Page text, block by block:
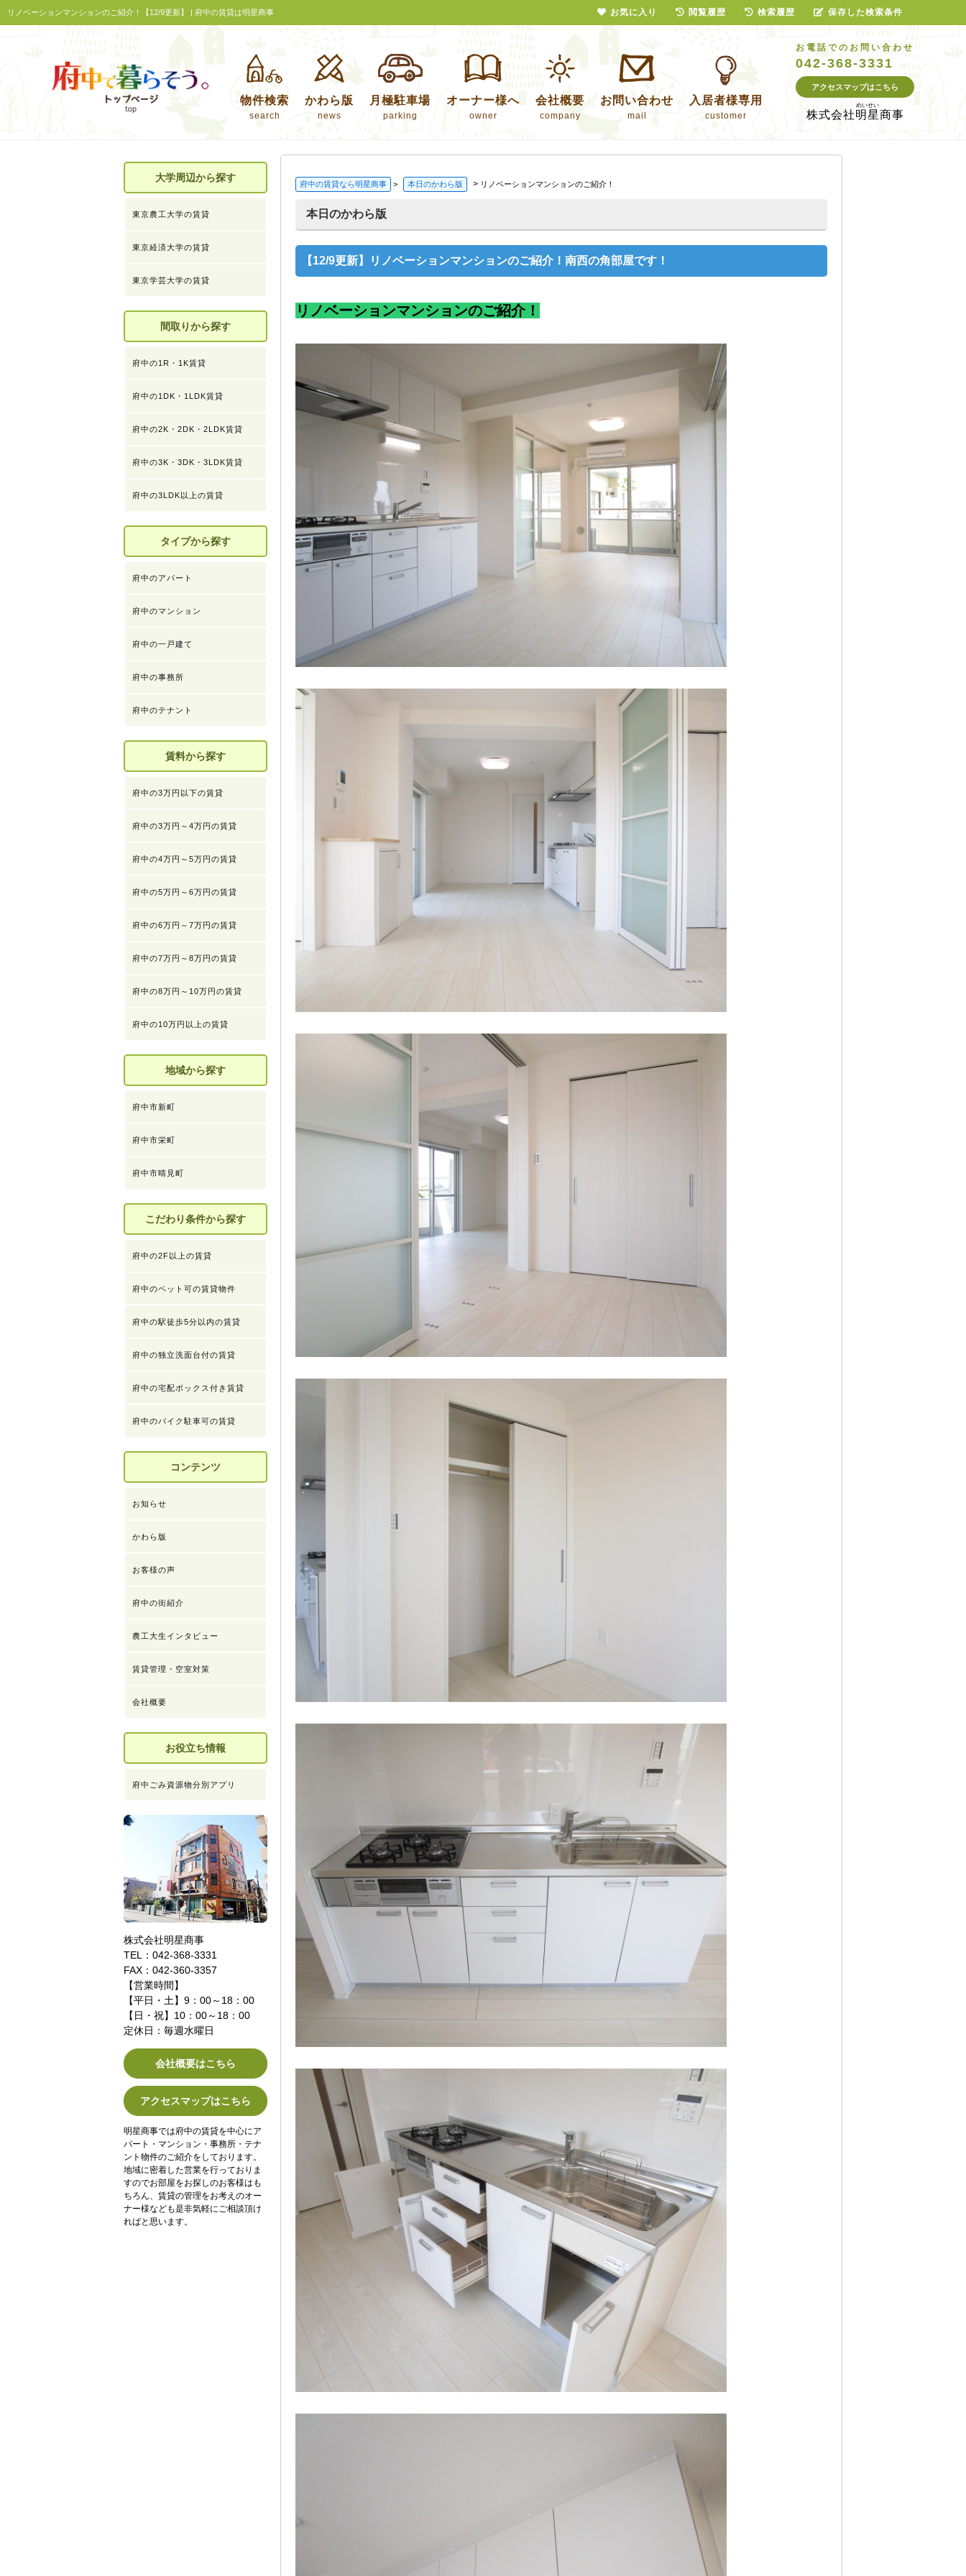
リノベーションマンションのご紹介！【12/9更新】 | 府中の賃貸は明星商事
物件検索
search
かわら版
news
月極駐車場
parking
オーナー様へ
owner
会社概要
company
お問い合わせ
mail
入居者様専用
customer
お電話でのお問い合わせ
042-368-3331
アクセスマップはこちら
株式会社明星商事
府中の賃貸なら明星商事 > 本日のかわら版 > リノベーションマンションのご紹介！
本日のかわら版
【12/9更新】リノベーションマンションのご紹介！南西の角部屋です！
リノベーションマンションのご紹介！
大学周辺から探す
東京農工大学の賃貸
東京経済大学の賃貸
東京学芸大学の賃貸
間取りから探す
府中の1R・1K賃貸
府中の1DK・1LDK賃貸
府中の2K・2DK・2LDK賃貸
府中の3K・3DK・3LDK賃貸
府中の3LDK以上の賃貸
タイプから探す
府中のアパート
府中のマンション
府中の一戸建て
府中の事務所
府中のテナント
賃料から探す
府中の3万円以下の賃貸
府中の3万円～4万円の賃貸
府中の4万円～5万円の賃貸
府中の5万円～6万円の賃貸
府中の6万円～7万円の賃貸
府中の7万円～8万円の賃貸
府中の8万円～10万円の賃貸
府中の10万円以上の賃貸
地域から探す
府中市新町
府中市栄町
府中市晴見町
こだわり条件から探す
府中の2F以上の賃貸
府中のペット可の賃貸物件
府中の駅徒歩5分以内の賃貸
府中の独立洗面台付の賃貸
府中の宅配ボックス付き賃貸
府中のバイク駐車可の賃貸
コンテンツ
お知らせ
かわら版
お客様の声
府中の街紹介
農工大生インタビュー
賃貸管理・空室対策
会社概要
お役立ち情報
府中ごみ資源物分別アプリ
株式会社明星商事
TEL：042-368-3331
FAX：042-360-3357
【営業時間】
【平日・土】9：00～18：00
【日・祝】10：00～18：00
定休日：毎週水曜日
会社概要はこちら
アクセスマップはこちら
明星商事では府中の賃貸を中心にア
パート・マンション・事務所・テナ
ント物件のご紹介をしております。
地域に密着した営業を行っておりま
すのでお部屋をお探しのお客様はも
ちろん、賃貸の管理をお考えのオー
ナー様なども是非気軽にご相談頂け
ればと思います。
お気に入り 閲覧履歴 検索履歴 保存した検索条件